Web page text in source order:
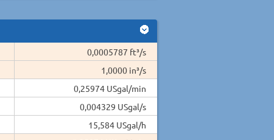
0,0005787 ft³/s
1,0000 in³/s
0,25974 USgal/min
0,004329 USgal/s
15,584 USgal/h